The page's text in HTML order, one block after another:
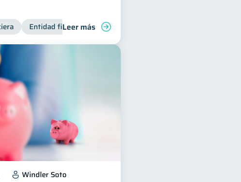
financiera Finanzas para jóvenes
Entidad financiera Finanzas personales
Leer más
Windler Soto